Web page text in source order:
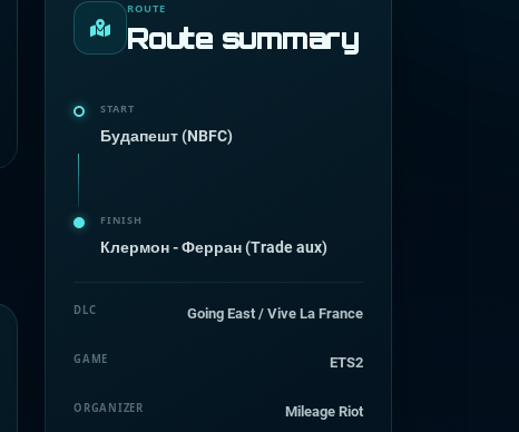
ROUTE
Route summary
START
Будапешт (NBFC)
FINISH
Клермон - Ферран (Trade aux)
DLC Going East / Vive La France
GAME ETS2
ORGANIZER Mileage Riot